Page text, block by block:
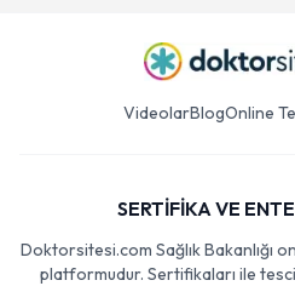
VideolarBlogOnline
SERTİFİKA VE
Doktorsitesi.com Sağlık Bakanlığı
platformudur. Sertifikaları ile